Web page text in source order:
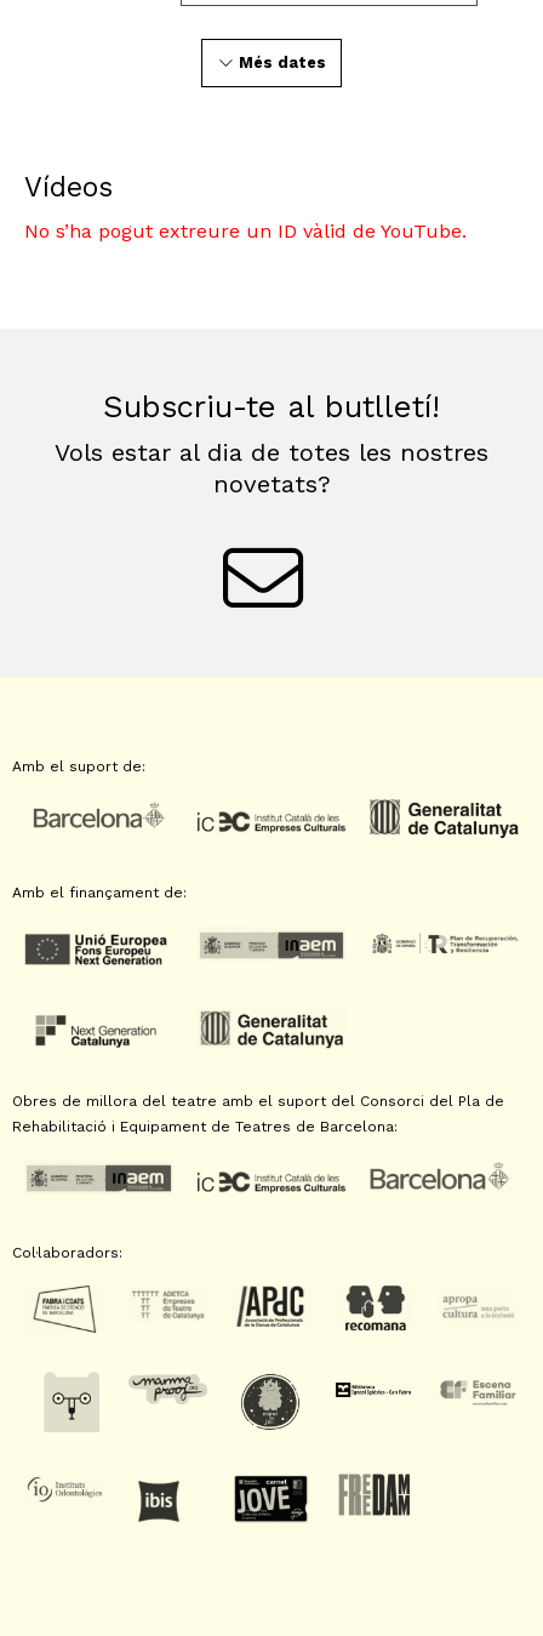
Més dates
Vídeos
No s’ha pogut extreure un ID vàlid de YouTube.
Subscriu-te al butlletí!
Vols estar al dia de totes les nostres
novetats?
Amb el suport de:
Amb el finançament de:
Obres de millora del teatre amb el suport del Consorci del Pla de
Rehabilitació i Equipament de Teatres de Barcelona:
Col·laboradors: